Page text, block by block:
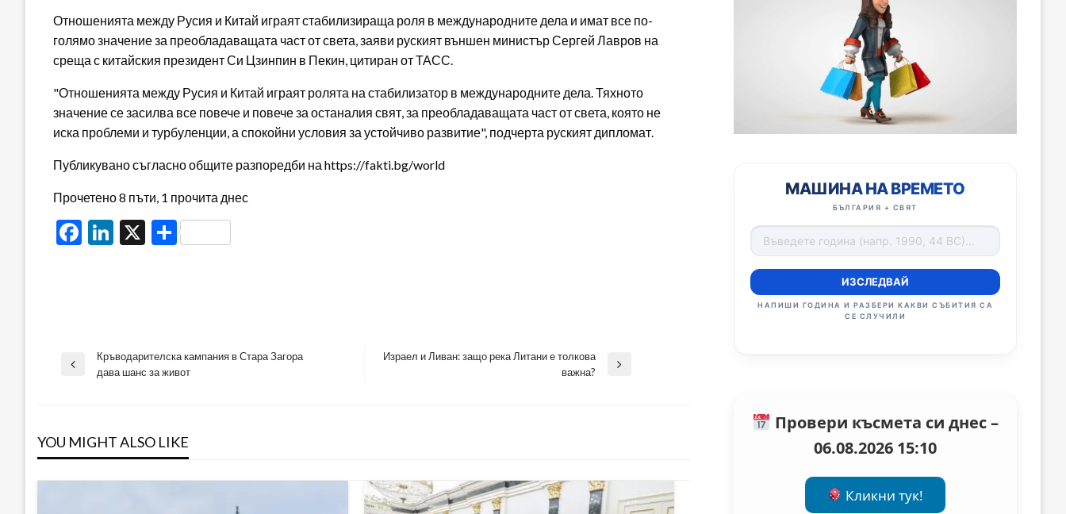
Отношенията между Русия и Китай играят стабилизираща роля в международните дела и имат все по-
голямо значение за преобладаващата част от света, заяви руският външен министър Сергей Лавров на
среща с китайския президент Си Цзинпин в Пекин, цитиран от ТАСС.
"Отношенията между Русия и Китай играят ролята на стабилизатор в международните дела. Тяхното
значение се засилва все повече и повече за останалия свят, за преобладаващата част от света, която не
иска проблеми и турбуленции, а спокойни условия за устойчиво развитие", подчерта руският дипломат.
Публикувано съгласно общите разпоредби на https://fakti.bg/world
Прочетено 8 пъти, 1 прочита днес
Facebook
LinkedIn
X Share
Навигация
Previous
Кръводарителска кампания в Стара Загора
дава шанс за живот
Израел и Ливан: защо река Литани е толкова
важна?
YOU MIGHT ALSO LIKE
МАШИНА НА ВРЕМЕТО
БЪЛГАРИЯ + СВЯТ
ИЗСЛЕДВАЙ
НАПИШИ ГОДИНА И РАЗБЕРИ КАКВИ СЪБИТИЯ СА
СЕ СЛУЧИЛИ
Провери късмета си днес –
06.08.2026 15:10
Кликни тук!